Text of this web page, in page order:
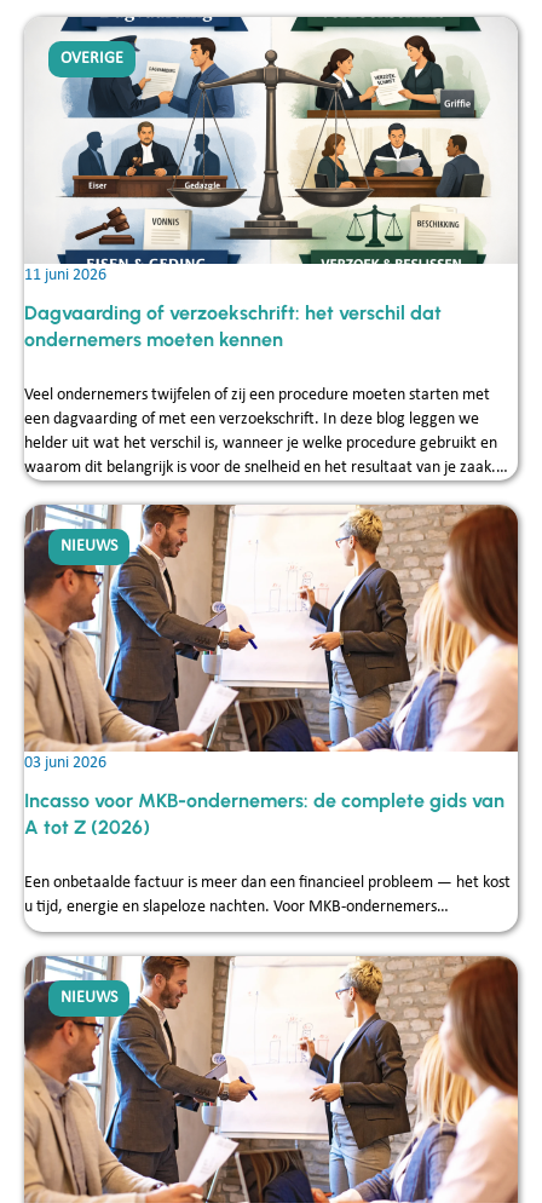
OVERIGE
11 juni 2026
Dagvaarding of verzoekschrift: het verschil dat
ondernemers moeten kennen
Veel ondernemers twijfelen of zij een procedure moeten starten met
een dagvaarding of met een verzoekschrift. In deze blog leggen we
helder uit wat het verschil is, wanneer je welke procedure gebruikt en
waarom dit belangrijk is voor de snelheid en het resultaat van je zaak.
de juiste juridische route, zodat fouten worden voorkomen en
vorderingen effectief kunnen worden geïncasseerd.
NIEUWS
03 juni 2026
Incasso voor MKB-ondernemers: de complete gids van
A tot Z (2026)
Een onbetaalde factuur is meer dan een financieel probleem — het kost
u tijd, energie en slapeloze nachten. Voor MKB-ondernemers…
NIEUWS